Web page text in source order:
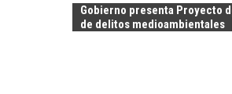
Gobierno presenta Proyecto
de delitos medioambientales